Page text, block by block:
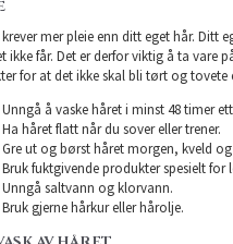
mer pleie enn ditt eget hår.
ikke får. Det er derfor viktig å ta vare
for at det ikke skal bli tørt og tovete
Unngå å vaske håret i minst 48 timer
Ha håret flatt når du sover eller trener.
Gre ut og børst håret morgen, kveld
Bruk fuktgivende produkter spesielt for
Unngå saltvann og klorvann.
Bruk gjerne hårkur eller hårolje.